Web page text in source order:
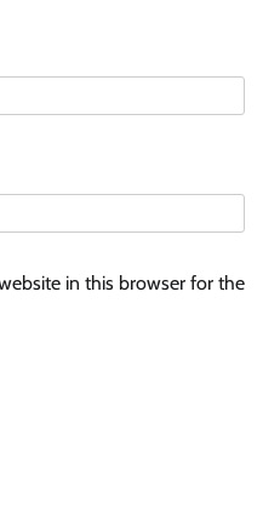
in this browser for the